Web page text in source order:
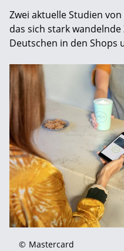
Zwei aktuelle Studien
das sich stark
Deutschen in den Shops
© Mastercard